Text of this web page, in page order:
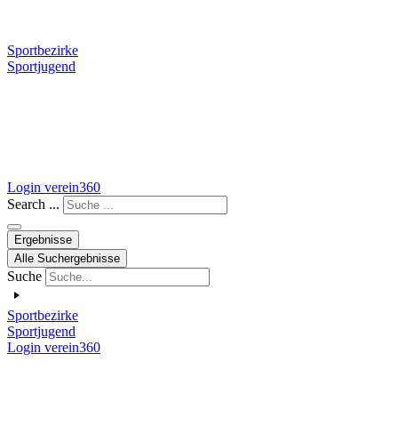
Sportbezirke
Sportjugend
Login verein360
Search ...
Ergebnisse
Alle Suchergebnisse
Suche
Sportbezirke
Sportjugend
Login verein360